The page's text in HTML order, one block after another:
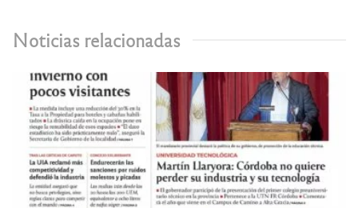
Noticias relacionadas